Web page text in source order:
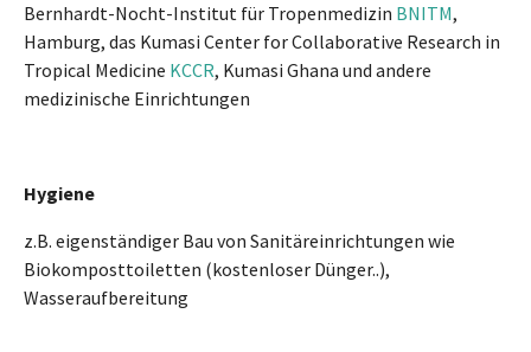
Bernhardt-Nocht-Institut für Tropenmedizin BNITM,
Hamburg, das Kumasi Center for Collaborative Research in
Tropical Medicine KCCR, Kumasi Ghana und andere
medizinische Einrichtungen
Hygiene
z.B. eigenständiger Bau von Sanitäreinrichtungen wie
Biokomposttoiletten (kostenloser Dünger..),
Wasseraufbereitung